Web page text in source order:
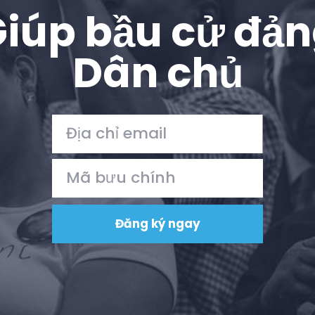
bầu cử
Dân chủ